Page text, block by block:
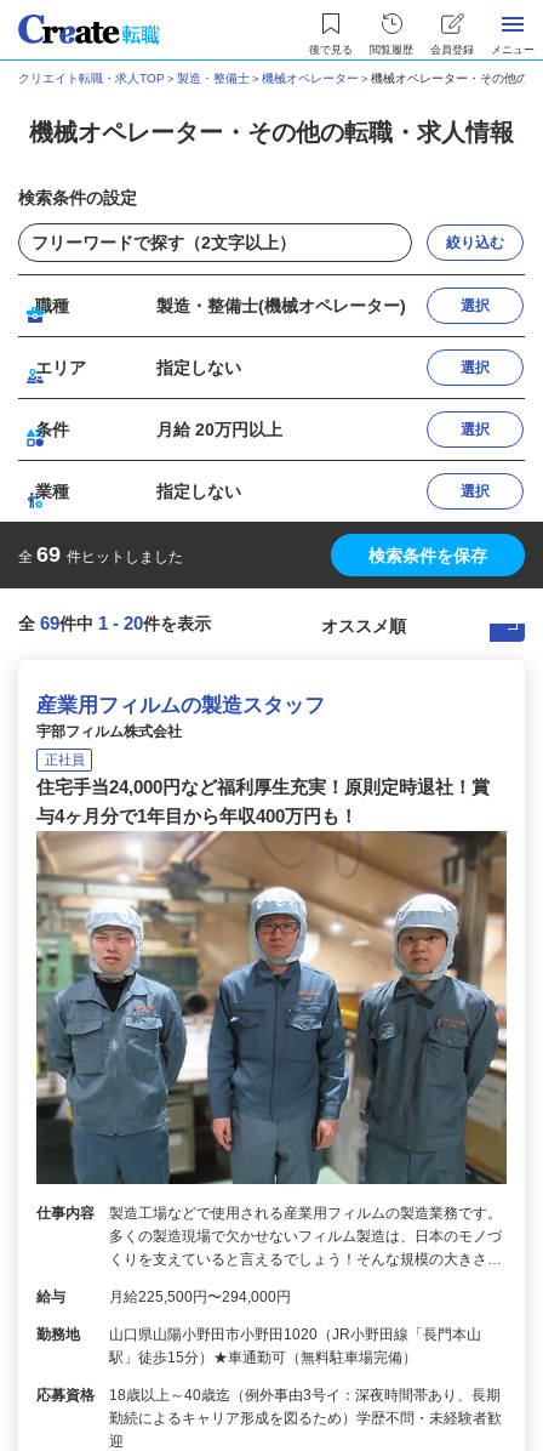
後で見る 閲覧履歴 会員登録 メニュー
クリエイト転職・求人TOP ＞製造・整備士＞機械オペレーター ＞機械オペレーター・その他の
機械オペレーター・その他の転職・求人情報
検索条件の設定
絞り込む
職種 製造・整備士(機械オペレーター) 選択
エリア 指定しない 選択
条件 月給 20万円以上 選択
業種 指定しない 選択
全 69 件ヒットしました 検索条件を保存
全 69件中 1 - 20件を表示
産業用フィルムの製造スタッフ
宇部フィルム株式会社
正社員
住宅手当24,000円など福利厚生充実！原則定時退社！賞
与4ヶ月分で1年目から年収400万円も！
仕事内容
製造工場などで使用される産業用フィルムの製造業務です。
多くの製造現場で欠かせないフィルム製造は、日本のモノづ
くりを支えていると言えるでしょう！そんな規模の大きさ…
給与 月給225,500円〜294,000円
勤務地
山口県山陽小野田市小野田1020（JR小野田線「長門本山
駅」徒歩15分）★車通勤可（無料駐車場完備）
応募資格
18歳以上～40歳迄（例外事由3号イ：深夜時間帯あり、長期
勤続によるキャリア形成を図るため）学歴不問・未経験者歓
迎